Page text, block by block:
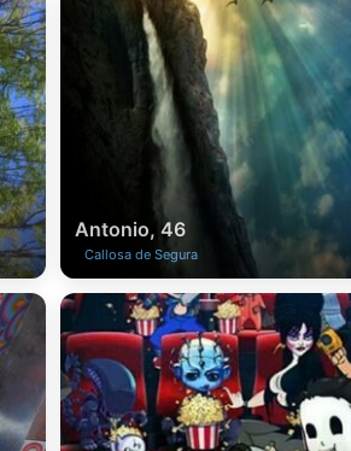
Antonio, 46
Callosa de Segura